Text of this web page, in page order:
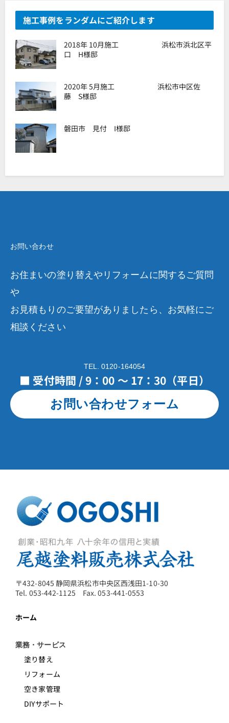
施工事例をランダムにご紹介します
2018年 10月施工 浜松市浜北区平
口 H様邸
2020年 5月施工 浜松市中区佐
藤 S様邸
磐田市 見付 I様邸
お問い合わせ
お住まいの塗り替えやリフォームに関するご質問
や
お見積もりのご要望がありましたら、お気軽にご
相談ください
TEL. 0120-164054
■ 受付時間 / 9：00 ～ 17：30（平日）
お問い合わせフォーム
〒432-8045 静岡県浜松市中央区西浅田1-10-30
Tel. 053-442-1125 Fax. 053-441-0553
ホーム
業務・サービス
塗り替え
リフォーム
空き家管理
DIYサポート